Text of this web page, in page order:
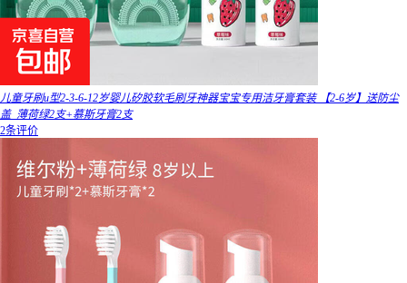
儿童牙刷u型2-3-6-12岁婴儿矽胶软毛刷牙神器宝宝专用洁牙膏套装 【2-6岁】送防尘
盖_薄荷绿2支+慕斯牙膏2支
2条评价